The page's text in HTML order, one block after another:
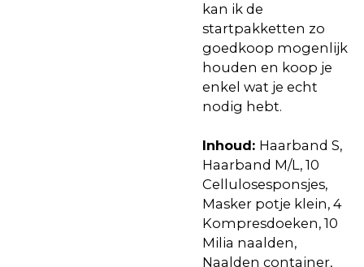
kan ik de
startpakketten zo
goedkoop mogenlijk
houden en koop je
enkel wat je echt
nodig hebt.
Inhoud: Haarband S,
Haarband M/L, 10
Cellulosesponsjes,
Masker potje klein, 4
Kompresdoeken, 10
Milia naalden,
Naalden container,